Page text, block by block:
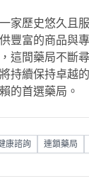
家歷史悠久且
豐富的商品與
這間藥局不斷
持續保持卓越
的首選藥局。
康諮詢 連鎖藥局